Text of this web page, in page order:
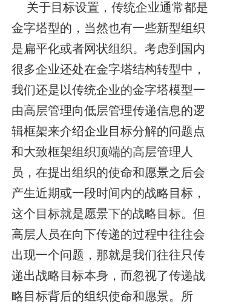
关于目标设置，传统企业通常都是
金字塔型的，当然也有一些新型组织
是扁平化或者网状组织。考虑到国内
很多企业还处在金字塔结构转型中，
我们还是以传统企业的金字塔模型一
由高层管理向低层管理传递信息的逻
辑框架来介绍企业目标分解的问题点
和大致框架组织顶端的高层管理人
员，在提出组织的使命和愿景之后会
产生近期或一段时间内的战略目标，
这个目标就是愿景下的战略目标。但
高层人员在向下传递的过程中往往会
出现一个问题，那就是我们往往只传
递出战略目标本身，而忽视了传递战
略目标背后的组织使命和愿景。所